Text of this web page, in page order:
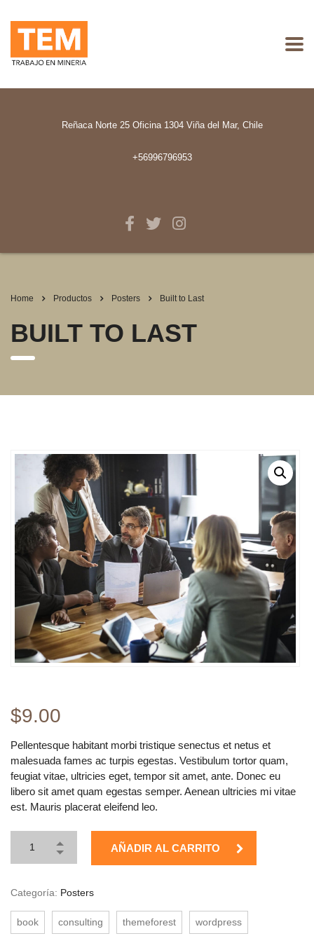
Reñaca Norte 25 Oficina 1304 Viña del Mar, Chile
+56996796953
Home Productos Posters Built to Last
BUILT TO LAST
$9.00
Pellentesque habitant morbi tristique senectus et netus et
malesuada fames ac turpis egestas. Vestibulum tortor quam,
feugiat vitae, ultricies eget, tempor sit amet, ante. Donec eu
libero sit amet quam egestas semper. Aenean ultricies mi vitae
est. Mauris placerat eleifend leo.
AÑADIR AL CARRITO
Categoría: Posters
book consulting themeforest wordpress